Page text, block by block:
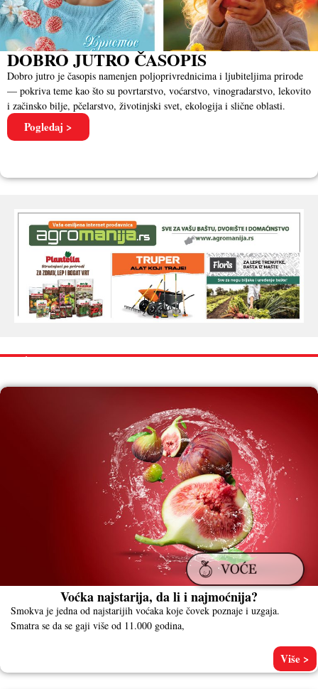
DOBRO JUTRO ČASOPIS
Dobro jutro je časopis namenjen poljoprivrednicima i ljubiteljima prirode
— pokriva teme kao što su povrtarstvo, voćarstvo, vinogradarstvo, lekovito
i začinsko bilje, pčelarstvo, životinjski svet, ekologija i slične oblasti.
Pogledaj >
VOĆE
Voćka najstarija, da li i najmoćnija?
Smokva je jedna od najstarijih voćaka koje čovek poznaje i uzgaja.
Smatra se da se gaji više od 11.000 godina,
Više >